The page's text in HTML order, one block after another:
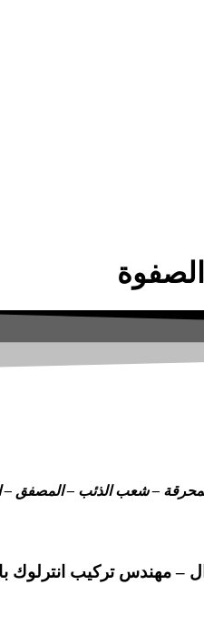
– شعب الذئب – المصفق –
– مهندس تركيب انترلوك